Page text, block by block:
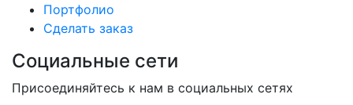
Портфолио
Сделать заказ
Социальные сети
Присоединяйтесь к нам в социальных сетях